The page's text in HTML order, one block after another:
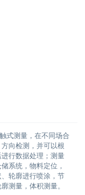
式测量，在不同场合
向检测，并可以根
行数据处理；测量
系统，物料定位，
轮廓进行喷涂，节
测量，体积测量。